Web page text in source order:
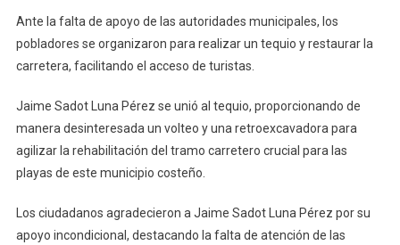
De
Oro
Matamoros
Ante la falta de apoyo de las autoridades municipales, los
pobladores se organizaron para realizar un tequio y restaurar la
carretera, facilitando el acceso de turistas.
Jaime Sadot Luna Pérez se unió al tequio, proporcionando de
manera desinteresada un volteo y una retroexcavadora para
agilizar la rehabilitación del tramo carretero crucial para las
playas de este municipio costeño.
Los ciudadanos agradecieron a Jaime Sadot Luna Pérez por su
apoyo incondicional, destacando la falta de atención de las